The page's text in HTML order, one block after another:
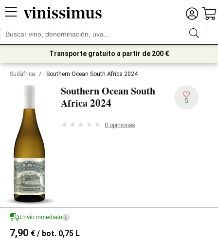
Transporte gratuito a partir de 200 €
Sudáfrica / Southern Ocean South Africa 2024
Southern Ocean South
Africa2024 5
0 opiniones
Envío inmediato i
7,90 € / bot. 0,75 L